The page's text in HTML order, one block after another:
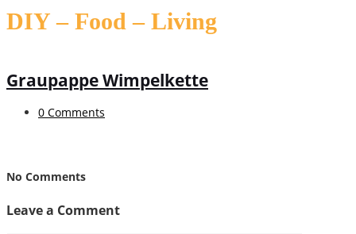
DIY – Food – Living
Graupappe Wimpelkette
0 Comments
No Comments
Leave a Comment